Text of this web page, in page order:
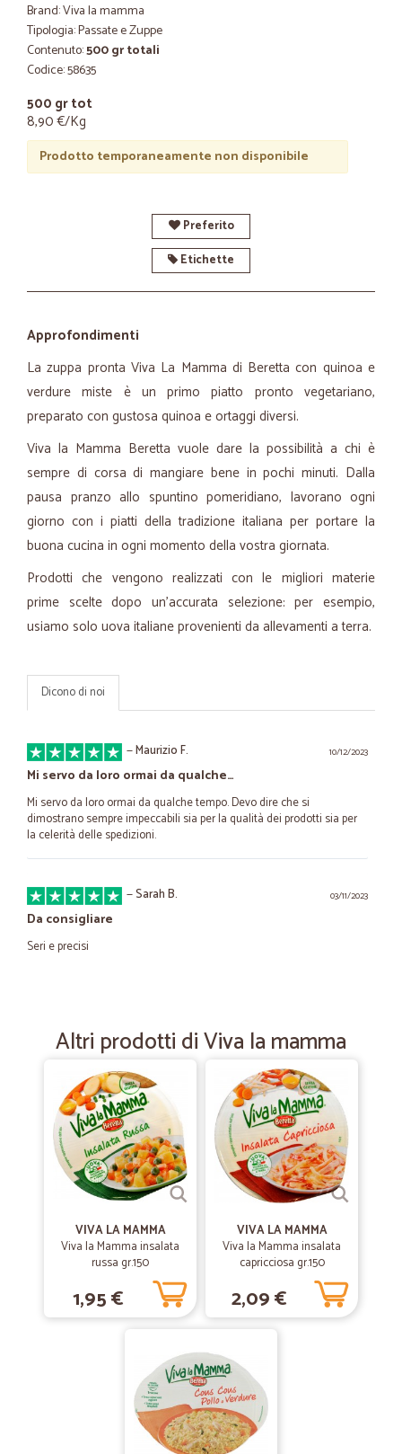
Brand: Viva la mamma
Tipologia: Passate e Zuppe
Contenuto:500 gr totali
Codice: 58635
500 gr tot
8,90 €/Kg
Prodotto temporaneamente non disponibile
Preferito
Etichette
Approfondimenti
La zuppa pronta Viva La Mamma di Beretta con quinoa e
verdure miste è un primo piatto pronto vegetariano,
preparato con gustosa quinoa e ortaggi diversi.
Viva la Mamma Beretta vuole dare la possibilità a chi è
sempre di corsa di mangiare bene in pochi minuti. Dalla
pausa pranzo allo spuntino pomeridiano, lavorano ogni
giorno con i piatti della tradizione italiana per portare la
buona cucina in ogni momento della vostra giornata.
Prodotti che vengono realizzati con le migliori materie
prime scelte dopo un’accurata selezione: per esempio,
usiamo solo uova italiane provenienti da allevamenti a terra.
Dicono di noi
10/12/2023
—Maurizio F.
Mi servo da loro ormai da qualche…
Mi servo da loro ormai da qualche tempo. Devo dire che si
dimostrano sempre impeccabili sia per la qualità dei prodotti sia per
la celerità delle spedizioni.
03/11/2023
—Sarah B.
Da consigliare
Seri e precisi
Seri ed affidabili.
Seri ed affidabili.
17/05/2021
—Karin S.
Perfetto
Perfetto, siamo un podere. Anche i corrieri sono buono!!!
—Andrea P.
Tradizione
I panettoni di Verona sono arrivati tempestivamente, in tempo per Il
tradizionale pranzo di Natale. È un prodotto che apprezzo molto (sono
veronese)
Marcello M.
Prodotti buoni e freschissimi
Prodotti buoni e freschissimi. Veloci nella spedizione.
Altri prodotti di Viva la mamma
VIVA LA MAMMA
Viva la Mamma insalata
russa gr.150
1,95 €
VIVA LA MAMMA
Viva la Mamma insalata
capricciosa gr.150
2,09 €